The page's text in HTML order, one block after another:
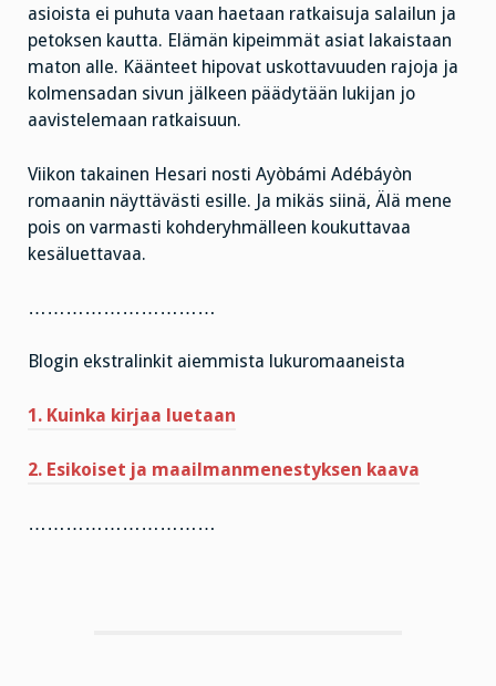
asioista ei puhuta vaan haetaan ratkaisuja salailun ja
petoksen kautta. Elämän kipeimmät asiat lakaistaan
maton alle. Käänteet hipovat uskottavuuden rajoja ja
kolmensadan sivun jälkeen päädytään lukijan jo
aavistelemaan ratkaisuun.
Viikon takainen Hesari nosti Ayòbámi Adébáyòn
romaanin näyttävästi esille. Ja mikäs siinä, Älä mene
pois on varmasti kohderyhmälleen koukuttavaa
kesäluettavaa.
…………………………
Blogin ekstralinkit aiemmista lukuromaaneista
1. Kuinka kirjaa luetaan
2. Esikoiset ja maailmanmenestyksen kaava
…………………………